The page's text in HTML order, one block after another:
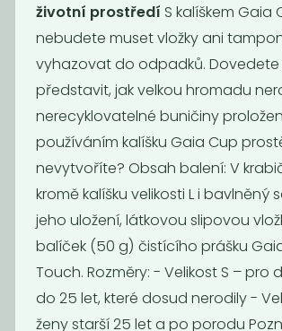
Čistítko na
brčko
39Kč 20 Kč
Roll-
59Kč
Akce Akce
životní prostředí S kalíškem Gaia
nebudete muset vložky ani
vyhazovat do odpadků. Dovedete
představit, jak velkou hromadu
nerecyklovatelné buničiny
používáním kalíšku Gaia Cup
nevytvoříte? Obsah balení: V
kromě kalíšku velikosti L i bavlněný
jeho uložení, látkovou slipovou
balíček (50 g) čistícího prášku
Touch. Rozměry: - Velikost S – pro
do 25 let, které dosud nerodily -
ženy starší 25 let a po porodu